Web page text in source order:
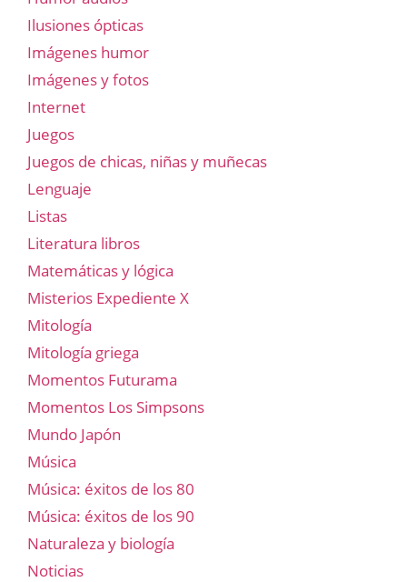
Ilusiones ópticas
Imágenes humor
Imágenes y fotos
Internet
Juegos
Juegos de chicas, niñas y muñecas
Lenguaje
Listas
Literatura libros
Matemáticas y lógica
Misterios Expediente X
Mitología
Mitología griega
Momentos Futurama
Momentos Los Simpsons
Mundo Japón
Música
Música: éxitos de los 80
Música: éxitos de los 90
Naturaleza y biología
Noticias